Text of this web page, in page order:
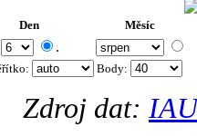
Den Měsíc
.
Body:
Zdroj dat: